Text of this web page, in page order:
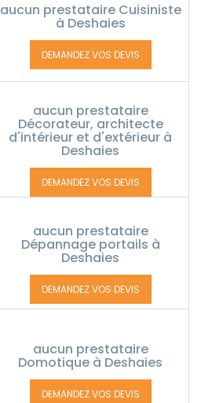
aucun prestataire Cuisiniste
à Deshaies
DEMANDEZ VOS DEVIS
aucun prestataire
Décorateur, architecte
d'intérieur et d'extérieur à
Deshaies
DEMANDEZ VOS DEVIS
aucun prestataire
Dépannage portails à
Deshaies
DEMANDEZ VOS DEVIS
aucun prestataire
Domotique à Deshaies
DEMANDEZ VOS DEVIS